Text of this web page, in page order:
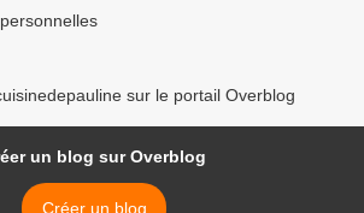
sur le portail Overblog
un blog sur Overblog
Créer un blog